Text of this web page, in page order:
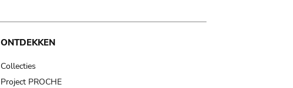
ONTDEKKEN
Collecties
Project PROCHE